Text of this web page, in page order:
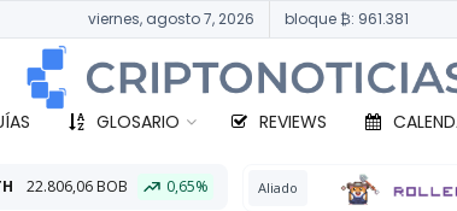
viernes, agosto 7, 2026 bloque ₿: 961.381
GLOSARIO REVIEWS
Aliado